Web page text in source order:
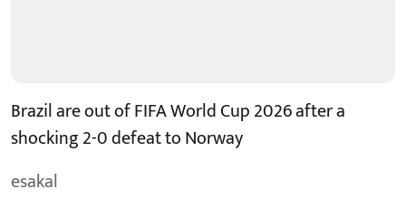
Brazil are out of FIFA World Cup 2026 after a
shocking 2-0 defeat to Norway
esakal